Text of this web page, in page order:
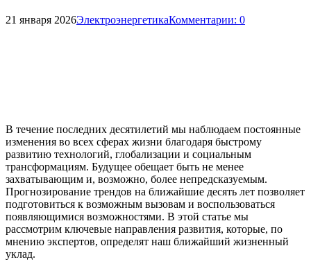
21 января 2026ЭлектроэнергетикаКомментарии: 0
В течение последних десятилетий мы наблюдаем постоянные
изменения во всех сферах жизни благодаря быстрому
развитию технологий, глобализации и социальным
трансформациям. Будущее обещает быть не менее
захватывающим и, возможно, более непредсказуемым.
Прогнозирование трендов на ближайшие десять лет позволяет
подготовиться к возможным вызовам и воспользоваться
появляющимися возможностями. В этой статье мы
рассмотрим ключевые направления развития, которые, по
мнению экспертов, определят наш ближайший жизненный
уклад.